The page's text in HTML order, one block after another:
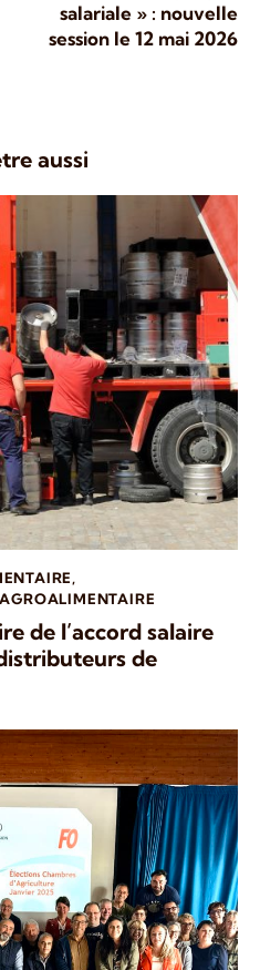
salariale » : nouvelle
session le 12 mai 2026
aussi
,
de l’accord salaire
de